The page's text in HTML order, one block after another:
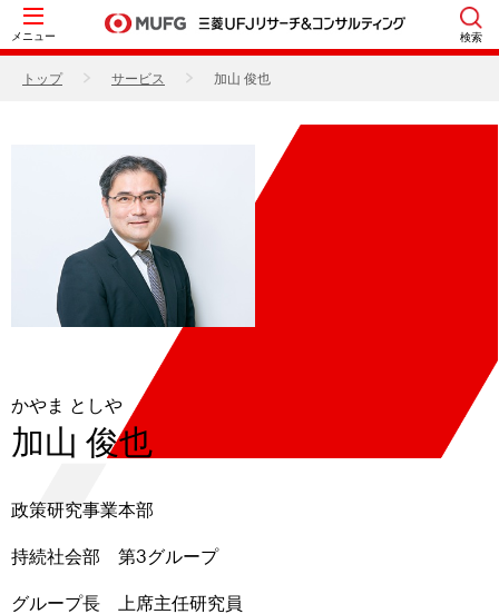
メニュー 検索
トップ サービス 加山 俊也
かやま としや
加山 俊也
政策研究事業本部
持続社会部 第3グループ
グループ長 上席主任研究員